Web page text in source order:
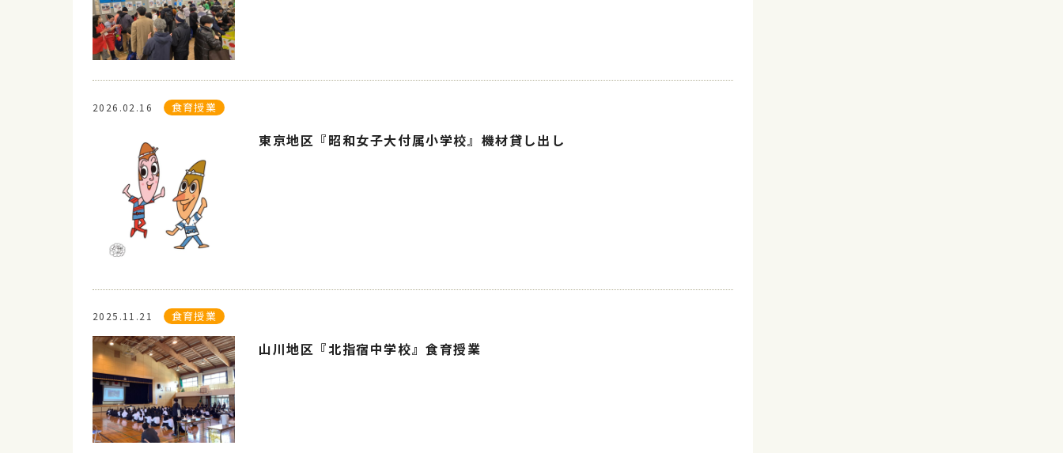
2026.02.16 食育授業
東京地区『昭和女子大付属小学校』機材貸し出し
2025.11.21 食育授業
山川地区『北指宿中学校』食育授業